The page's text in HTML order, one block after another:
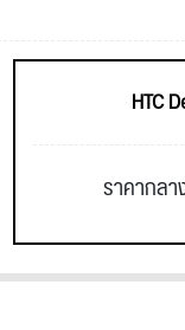
HTC
ราคากล